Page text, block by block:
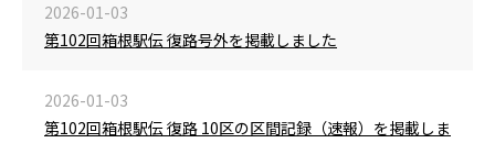
2026-01-03
第102回箱根駅伝 復路号外を掲載しました
2026-01-03
第102回箱根駅伝 復路 10区の区間記録（速報）を掲載しま